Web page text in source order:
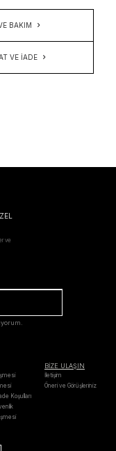
BAKIM
VE İADE
ve
Koşulları
BİZE ULAŞIN
İletişim
Öneri ve Görüşleriniz